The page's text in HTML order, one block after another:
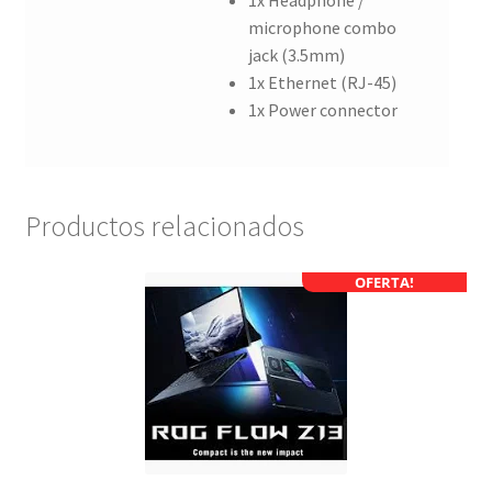
microphone combo
jack (3.5mm)
1x Ethernet (RJ-45)
1x Power connector
Productos relacionados
OFERTA!